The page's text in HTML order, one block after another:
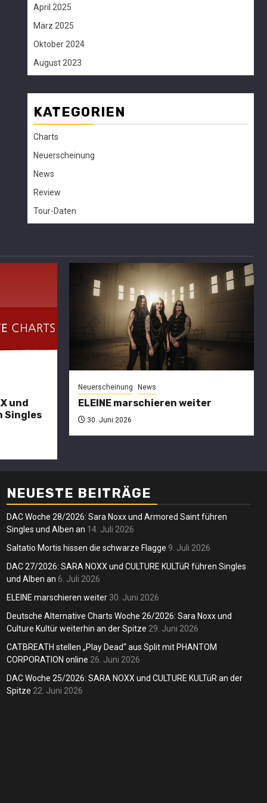
April 2025
März 2025
Oktober 2024
August 2023
KATEGORIEN
Charts
Neuerscheinung
News
Review
Tour-Daten
und
Singles
Neuerscheinung News
ELEINE marschieren weiter
30. Juni 2026
die
DAC
27/2026:
SARA NOXX
und
CULTURE
führen
Singles und
Alben an
Andreas
NEUESTE BEITRÄGE
DAC Woche 28/2026: Sara Noxx und Armored Saint führen
Singles und Alben an 14. Juli 2026
Saltatio Mortis hissen die schwarze Flagge 9. Juli 2026
DAC 27/2026: SARA NOXX und CULTURE KULTüR führen Singles
und Alben an 6. Juli 2026
ELEINE marschieren weiter 30. Juni 2026
Deutsche Alternative Charts Woche 26/2026: Sara Noxx und
Culture Kultür weiterhin an der Spitze 29. Juni 2026
CATBREATH stellen „Play Dead“ aus Split mit PHANTOM
CORPORATION online 26. Juni 2026
DAC Woche 25/2026: SARA NOXX und CULTURE KULTüR an der
Spitze 22. Juni 2026